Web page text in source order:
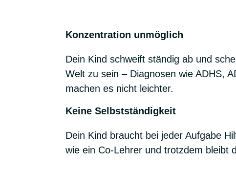
Konzentration unmöglich
Dein Kind schweift ständig ab und
Welt zu sein – Diagnosen wie ADHS,
machen es nicht leichter.
Keine Selbstständigkeit
Dein Kind braucht bei jeder Aufgabe
wie ein Co-Lehrer und trotzdem bleibt